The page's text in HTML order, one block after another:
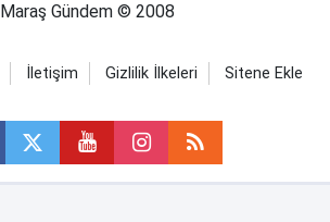
Maraş Gündem © 2008
İletişim Gizlilik İlkeleri Sitene Ekle